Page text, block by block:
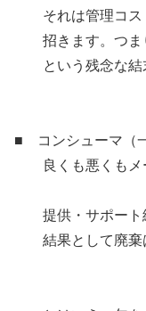
それは管理コス
招きます。つま
という残念な結
■ コンシューマ（
良くも悪くもメ
提供・サポート終
結果として廃棄は